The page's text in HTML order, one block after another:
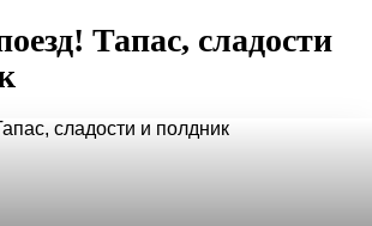
Тапас, сладости